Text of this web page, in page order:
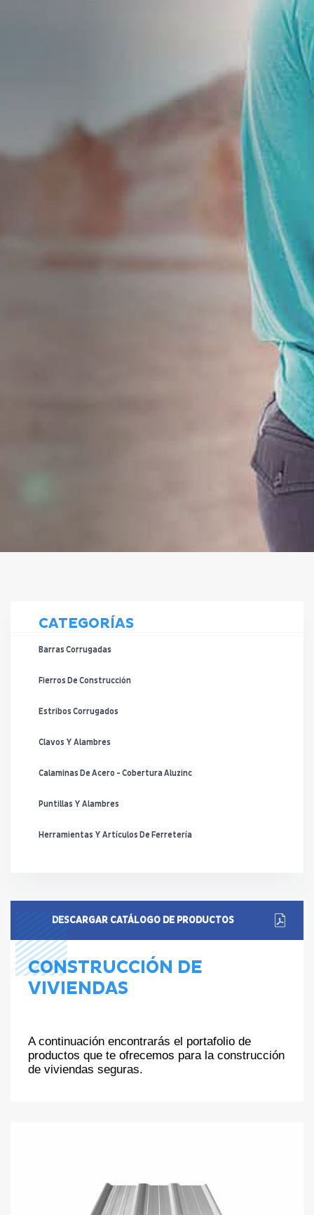
CATEGORÍAS
Barras Corrugadas
Fierros De Construcción
Estribos Corrugados
Clavos Y Alambres
Calaminas De Acero - Cobertura Aluzinc
Puntillas Y Alambres
Herramientas Y Artículos De Ferretería
DESCARGAR CATÁLOGO DE PRODUCTOS
CONSTRUCCIÓN DE
VIVIENDAS
A continuación encontrarás el portafolio de
productos que te ofrecemos para la construcción
de viviendas seguras.